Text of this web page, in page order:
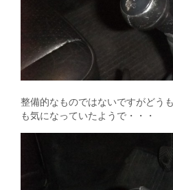
整備的なものではないですがどう
も気になっていたようで・・・